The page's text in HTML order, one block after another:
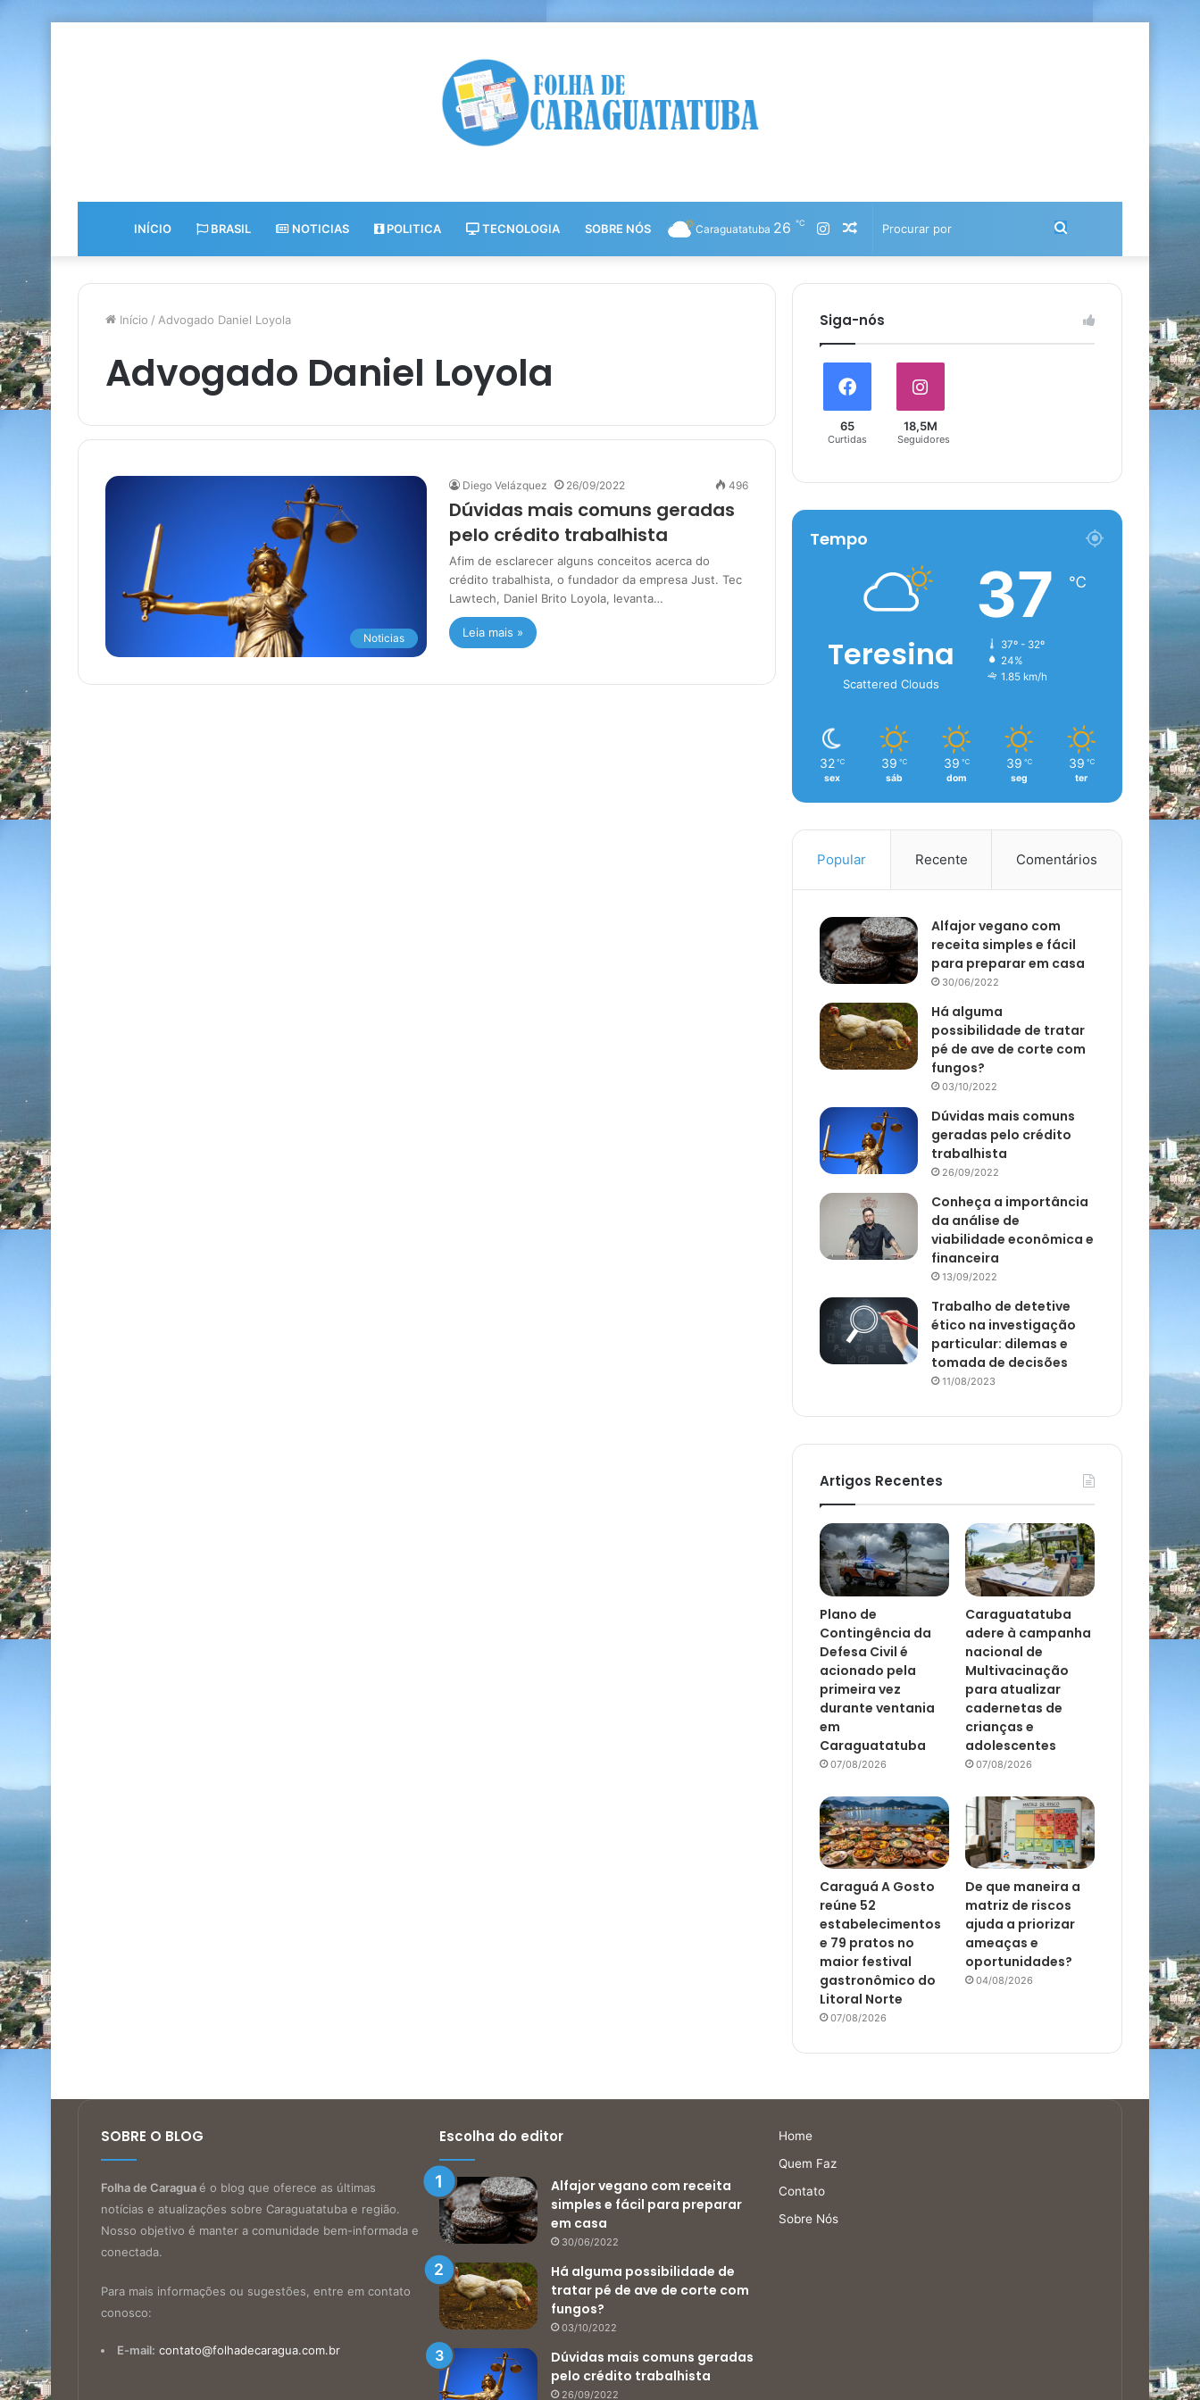
INÍCIO BRASIL NOTICIAS POLITICA TECNOLOGIA SOBRE NÓS
por
Artigo
aleatório
Instagram
Caraguatatuba 26 ℃
Início / Advogado Daniel Loyola
Advogado Daniel Loyola
Noticias
Diego Velázquez 26/09/2022 496
Dúvidas mais comuns geradas
pelo crédito trabalhista
Afim de esclarecer alguns conceitos acerca do
crédito trabalhista, o fundador da empresa Just. Tec
Lawtech, Daniel Brito Loyola, levanta…
Leia mais »
Siga-nós
65
Curtidas
18,5M
Seguidores
Tempo
Teresina
Scattered Clouds
37 ℃
37º - 32º
24%
1.85 km/h
32 ℃
sex
39 ℃
sáb
39 ℃
dom
39 ℃
seg
39 ℃
ter
Popular Recente Comentários
Alfajor vegano com
receita simples e fácil
para preparar em casa
30/06/2022
Há alguma
possibilidade de tratar
pé de ave de corte com
fungos?
03/10/2022
Dúvidas mais comuns
geradas pelo crédito
trabalhista
26/09/2022
Conheça a importância
da análise de
viabilidade econômica e
financeira
13/09/2022
Trabalho de detetive
ético na investigação
particular: dilemas e
tomada de decisões
11/08/2023
Artigos Recentes
Plano de
Contingência da
Defesa Civil é
acionado pela
primeira vez
durante ventania
em
Caraguatatuba
07/08/2026
Caraguatatuba
adere à campanha
nacional de
Multivacinação
para atualizar
cadernetas de
crianças e
adolescentes
07/08/2026
Caraguá A Gosto
reúne 52
estabelecimentos
e 79 pratos no
maior festival
gastronômico do
Litoral Norte
07/08/2026
De que maneira a
matriz de riscos
ajuda a priorizar
ameaças e
oportunidades?
04/08/2026
SOBRE O BLOG
Folha de Caraguaé o blog que oferece as últimas
notícias e atualizações sobre Caraguatatuba e região.
Nosso objetivo é manter a comunidade bem-informada e
conectada.
Para mais informações ou sugestões, entre em contato
conosco:
E-mail: contato@folhadecaragua.com.br
Escolha do editor
Alfajor vegano com receita
simples e fácil para preparar
em casa
30/06/2022
Há alguma possibilidade de
tratar pé de ave de corte com
fungos?
03/10/2022
Dúvidas mais comuns geradas
pelo crédito trabalhista
26/09/2022
Home
Quem Faz
Contato
Sobre Nós